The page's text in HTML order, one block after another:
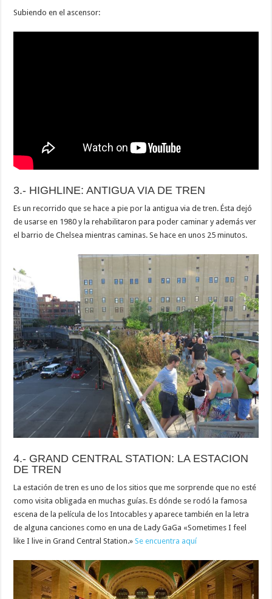
Subiendo en el ascensor:
3.- HIGHLINE: ANTIGUA VIA DE TREN
Es un recorrido que se hace a pie por la antigua via de tren. Ésta dejó
de usarse en 1980 y la rehabilitaron para poder caminar y además ver
el barrio de Chelsea mientras caminas. Se hace en unos 25 minutos.
4.- GRAND CENTRAL STATION: LA ESTACION
DE TREN
La estación de tren es uno de los sitios que me sorprende que no esté
como visita obligada en muchas guías. Es dónde se rodó la famosa
escena de la película de los Intocables y aparece también en la letra
de alguna canciones como en una de Lady GaGa «Sometimes I feel
like I live in Grand Central Station.»Se encuentra aquí